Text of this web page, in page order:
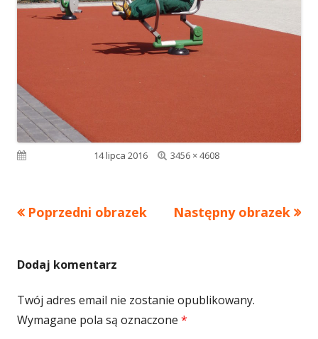
14 lipca 2016
Pełny
3456 × 4608
Poprzedni obrazek Następny obrazek
Dodaj komentarz
Twój adres email nie zostanie opublikowany.
Wymagane pola są oznaczone *